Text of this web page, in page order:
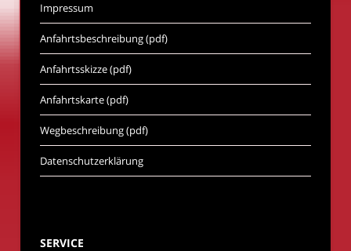
Impressum
Anfahrtsbeschreibung (pdf)
Anfahrtsskizze (pdf)
Anfahrtskarte (pdf)
Wegbeschreibung (pdf)
Datenschutzerklärung
SERVICE